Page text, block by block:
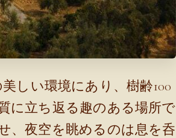
しい環境にあり、樹齢100
に立ち返る趣のある場所で
、夜空を眺めるのは息を呑